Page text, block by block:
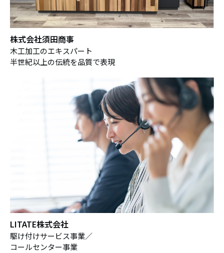
株式会社須田商事
木工加工のエキスパート
半世紀以上の伝統を品質で表現
LITATE株式会社
駆け付けサービス事業／
コールセンター事業